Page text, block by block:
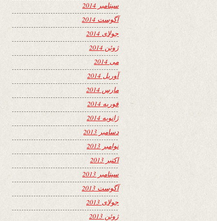
سپتامبر 2014
آگوست 2014
جولای 2014
ژوئن 2014
می 2014
آوریل 2014
مارس 2014
فوریه 2014
ژانویه 2014
دسامبر 2013
نوامبر 2013
اکتبر 2013
سپتامبر 2013
آگوست 2013
جولای 2013
ژوئن 2013